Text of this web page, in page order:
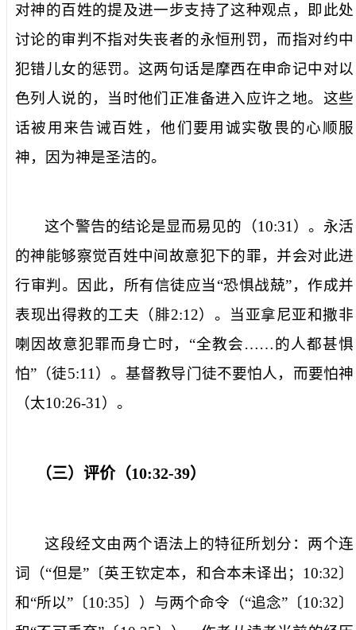
对神的百姓的提及进一步支持了这种观点，即此处
讨论的审判不指对失丧者的永恒刑罚，而指对约中
犯错儿女的惩罚。这两句话是摩西在申命记中对以
色列人说的，当时他们正准备进入应许之地。这些
话被用来告诫百姓，他们要用诚实敬畏的心顺服
神，因为神是圣洁的。
这个警告的结论是显而易见的（10:31 ）。永活
的神能够察觉百姓中间故意犯下的罪，并会对此进
行审判。因此，所有信徒应当“恐惧战兢”，作成并
表现出得救的工夫（腓2:12）。当亚拿尼亚和撒非
喇因故意犯罪而身亡时，“全教会……的人都甚惧
怕”（徒5:11 ）。基督教导门徒不要怕人，而要怕神
（太10:26-31 ）。
（三）评价（10:32-39）
这段经文由两个语法上的特征所划分：两个连
词（“但是”〔英王钦定本，和合本未译出 ； 10:32〕
和“所以”〔10:35〕）与两个命令（“追念”〔10:32〕